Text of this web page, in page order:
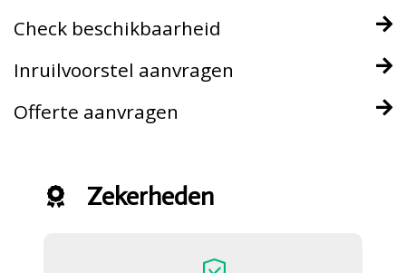
Check beschikbaarheid
Inruilvoorstel aanvragen
Offerte aanvragen
Zekerheden